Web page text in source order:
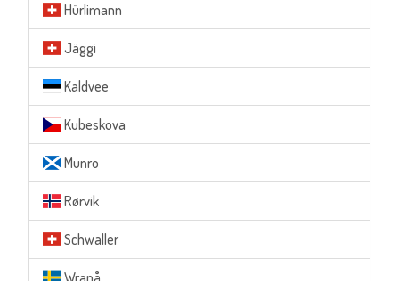
Hürlimann
Jäggi
Kaldvee
Kubeskova
Munro
Rørvik
Schwaller
Wranå